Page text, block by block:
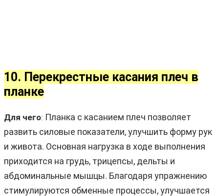
10. Перекрестные касания плеч в
планке
Для чего: Планка с касанием плеч позволяет
развить силовые показатели, улучшить форму рук
и живота. Основная нагрузка в ходе выполнения
приходится на грудь, трицепсы, дельты и
абдоминальные мышцы. Благодаря упражнению
стимулируются обменные процессы, улучшается